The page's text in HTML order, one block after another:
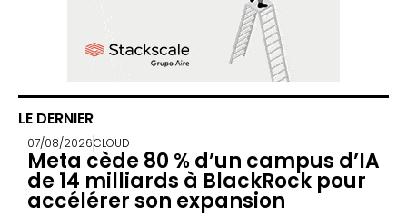
LE DERNIER
07/08/2026CLOUD
Meta cède 80 % d’un campus d’IA
de 14 milliards à BlackRock pour
accélérer son expansion